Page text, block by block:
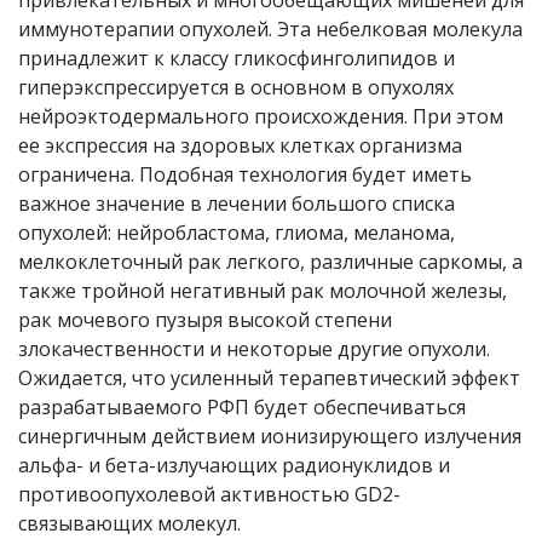
иммунотерапии опухолей. Эта небелковая молекула
принадлежит к классу гликосфинголипидов и
гиперэкспрессируется в основном в опухолях
нейроэктодермального происхождения. При этом
ее экспрессия на здоровых клетках организма
ограничена. Подобная технология будет иметь
важное значение в лечении большого списка
опухолей: нейробластома, глиома, меланома,
мелкоклеточный рак легкого, различные саркомы, а
также тройной негативный рак молочной железы,
рак мочевого пузыря высокой степени
злокачественности и некоторые другие опухоли.
Ожидается, что усиленный терапевтический эффект
разрабатываемого РФП будет обеспечиваться
синергичным действием ионизирующего излучения
альфа- и бета-излучающих радионуклидов и
противоопухолевой активностью GD2-
связывающих молекул.